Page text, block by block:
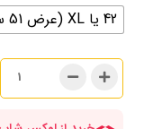
42 یا XL (عرض 51 سانت)